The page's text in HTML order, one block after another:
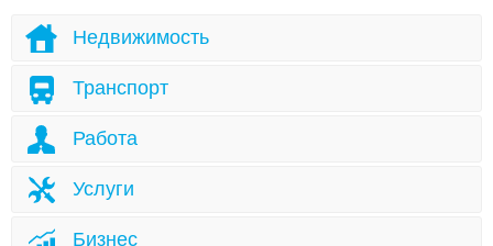
Недвижимость
Транспорт
Работа
Услуги
Бизнес